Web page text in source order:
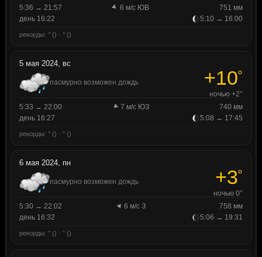
5:36 → 21:57
6 м/с ЮВ
751 мм
день 16:22
5:10 → 16:00
рекорды: ° () · ° ()
5 мая 2024, вс
пасмурно возможен дождь +10°
ночью +2°
5:33 → 22:00
7 м/с ЮЗ
740 мм
день 16:27
5:08 → 17:45
рекорды: ° () · ° ()
6 мая 2024, пн
пасмурно возможен дождь +3°
ночью 0°
5:30 → 22:02
6 м/с З
758 мм
день 16:32
5:06 → 19:31
рекорды: ° () · ° ()